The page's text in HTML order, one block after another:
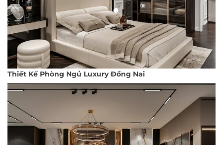
Thiết Kế Phòng Ngủ Luxury Đồng Nai